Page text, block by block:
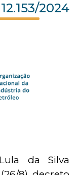
2024
da Silva